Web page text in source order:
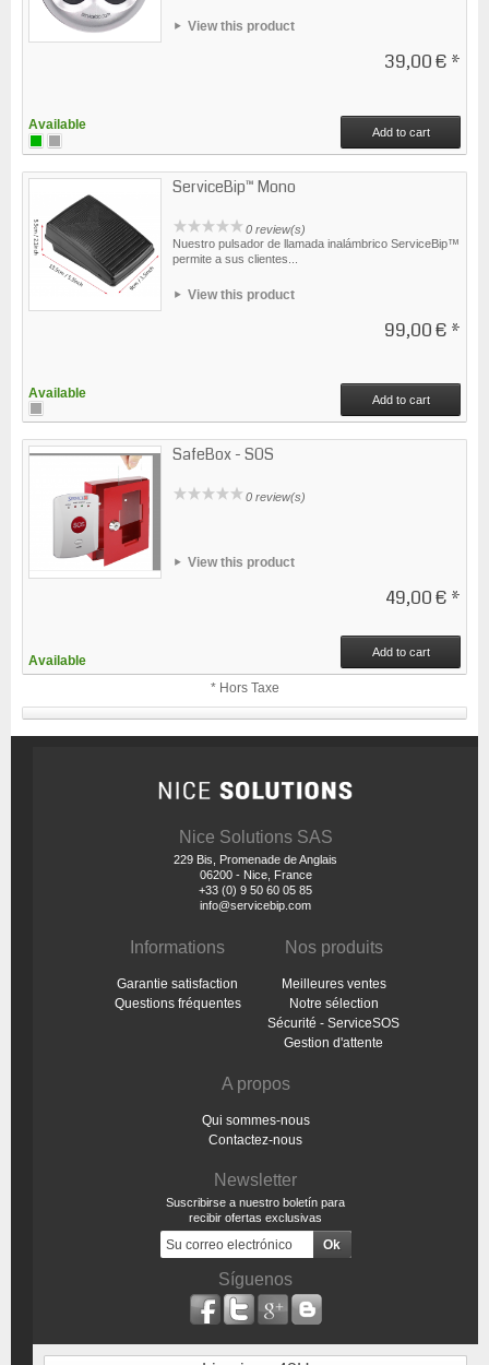
View this product
39,00 € *
Available Add to cart
ServiceBip™ Mono
0 review(s)
Nuestro pulsador de llamada inalámbrico ServiceBip™
permite a sus clientes...
View this product
99,00 € *
Available Add to cart
SafeBox - SOS
0 review(s)
View this product
49,00 € *
Available
Add to cart
* Hors Taxe
Nice Solutions SAS
229 Bis, Promenade de Anglais
06200 - Nice, France
+33 (0) 9 50 60 05 85
info@servicebip.com
Informations
Garantie satisfaction
Questions fréquentes
Nos produits
Meilleures ventes
Notre sélection
Sécurité - ServiceSOS
Gestion d'attente
A propos
Qui sommes-nous
Contactez-nous
Newsletter
Suscribirse a nuestro boletín para
recibir ofertas exclusivas
Síguenos